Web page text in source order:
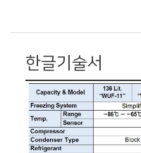
한글기술서